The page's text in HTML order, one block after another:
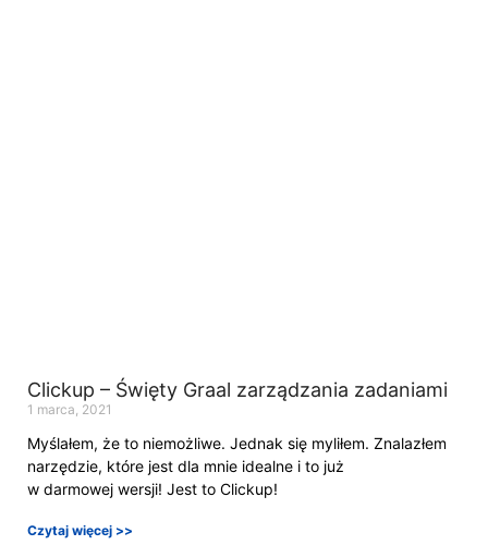
Clickup – Święty Graal zarządzania zadaniami
1 marca, 2021
Myślałem, że to niemożliwe. Jednak się myliłem. Znalazłem
narzędzie, które jest dla mnie idealne i to już
w darmowej wersji! Jest to Clickup!
Czytaj więcej >>